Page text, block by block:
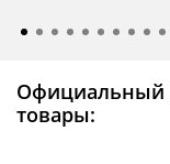
Официальный
товары: